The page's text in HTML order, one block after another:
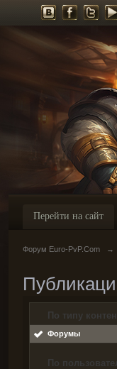
Перейти на сайт
Форум Euro-PvP.Com →
По типу
Форумы
По